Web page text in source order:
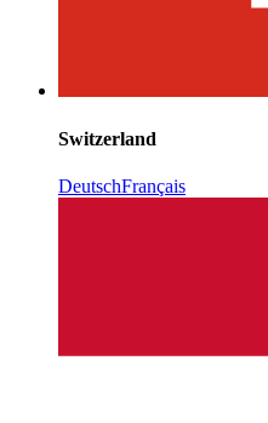
Switzerland
DeutschFrançais